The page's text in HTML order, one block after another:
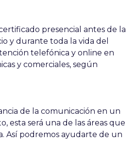
presencial antes de la
y durante toda la vida del
telefónica y online en
y comerciales, según
de la comunicación en un
esta será una de las áreas que
Así podremos ayudarte de un